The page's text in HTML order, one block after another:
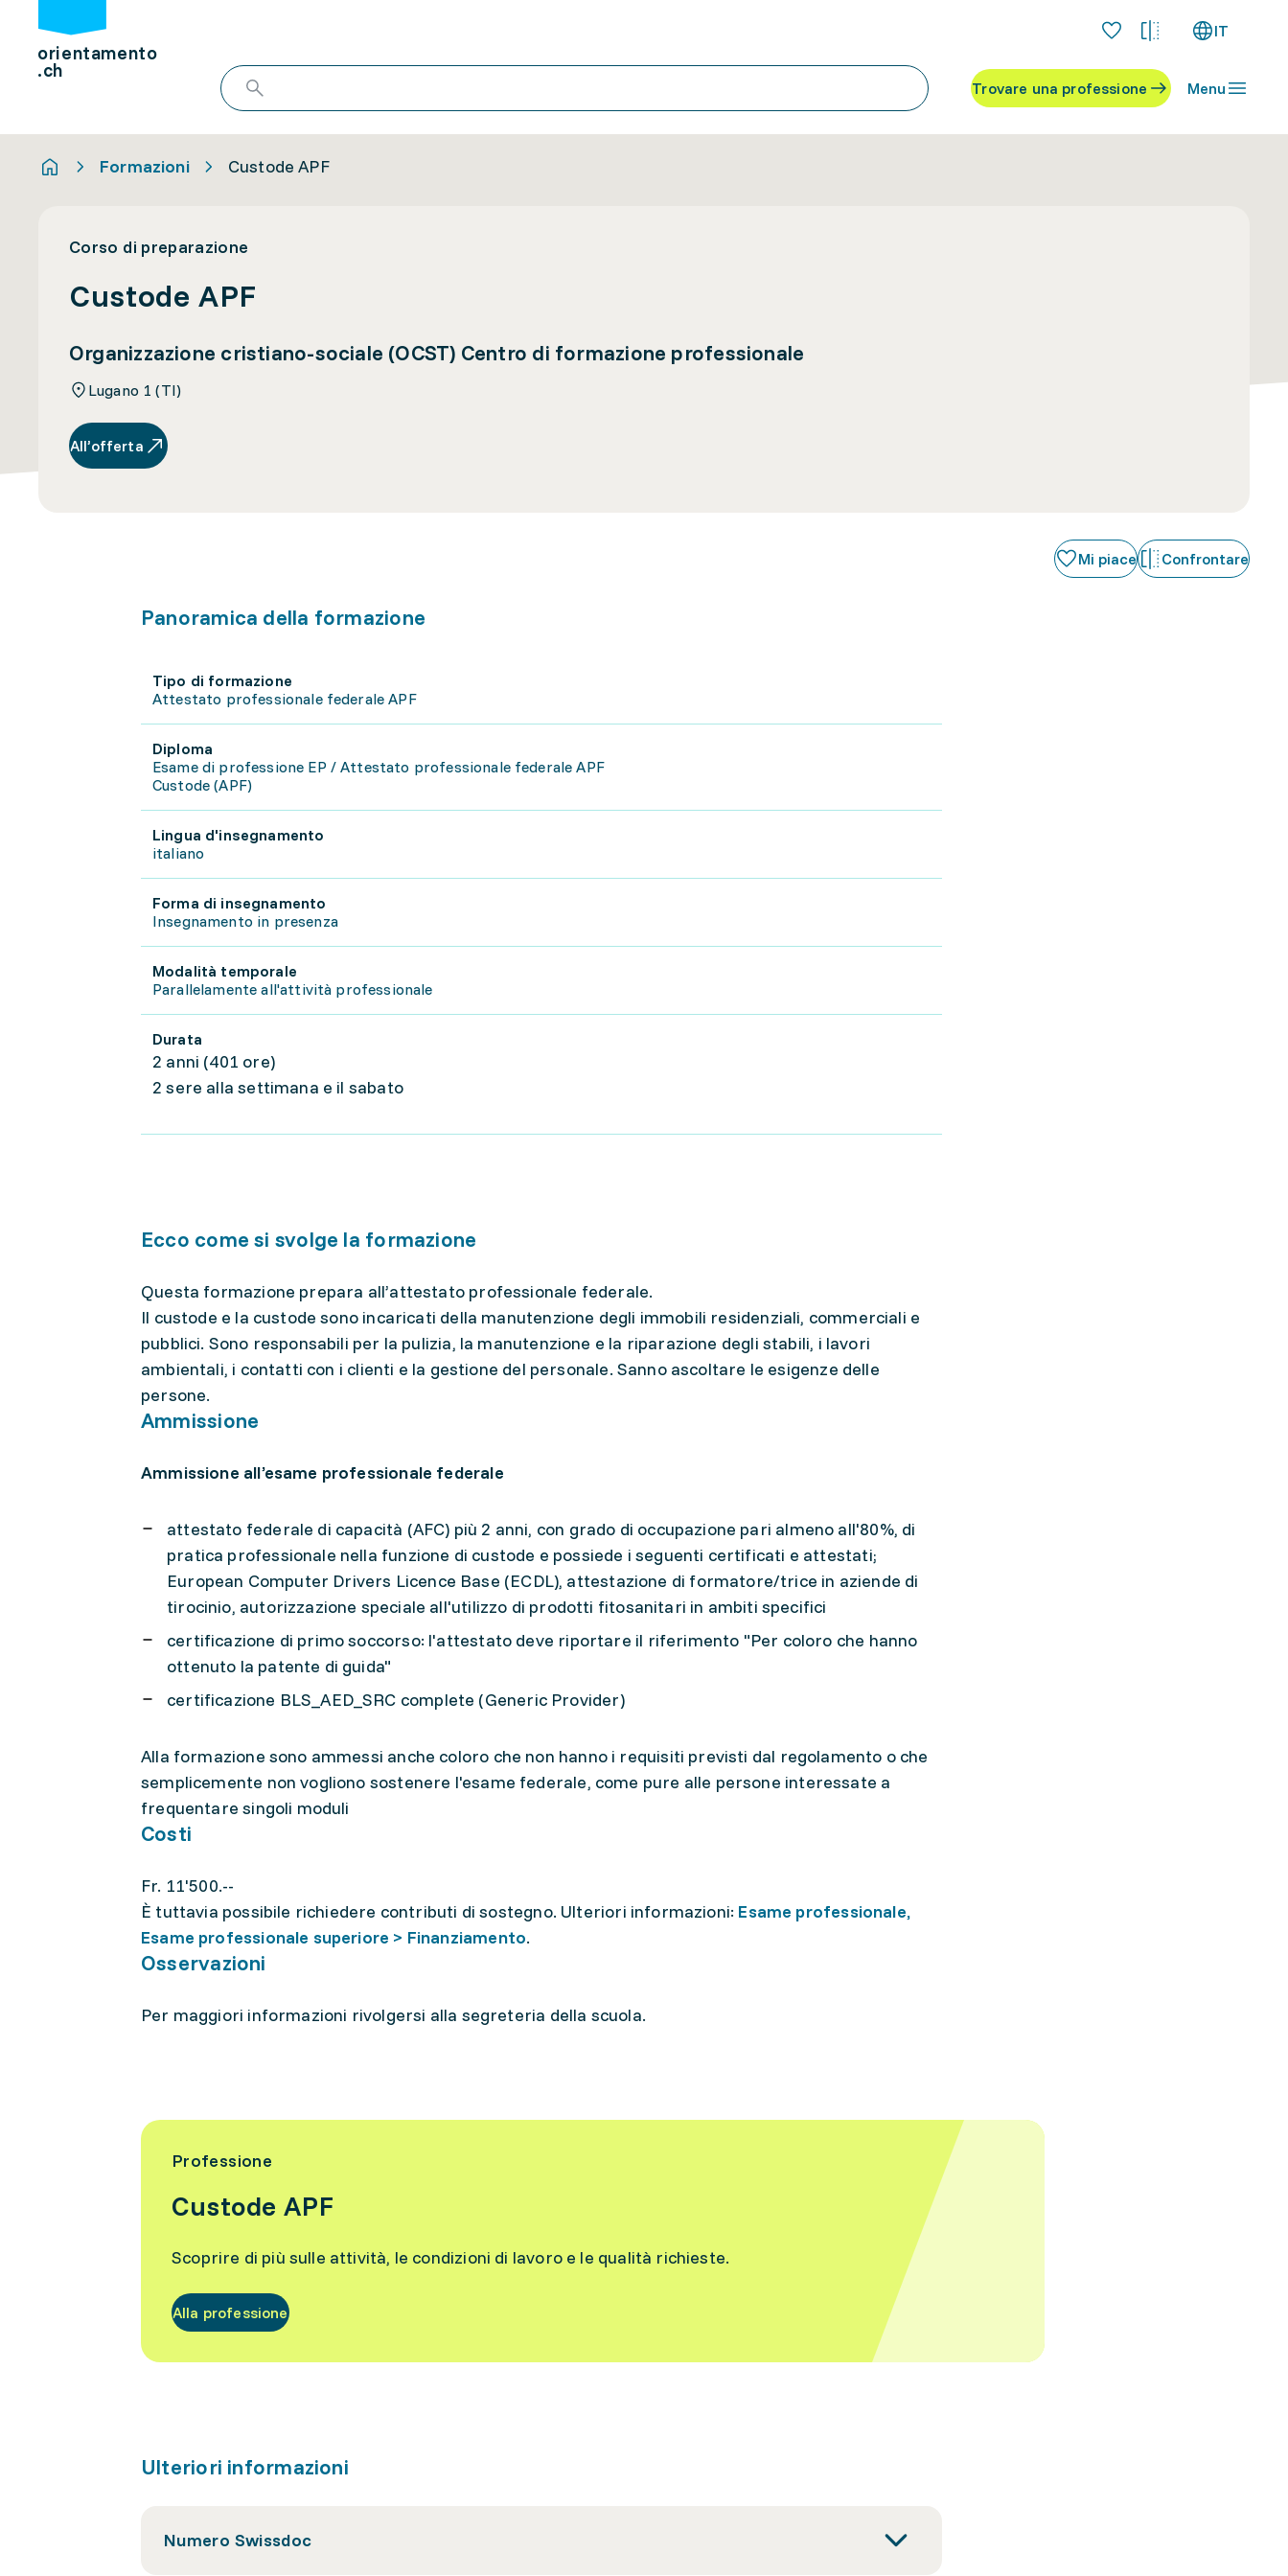
orientamento
.ch
IT
Trovare una professione Menu
Formazioni Custode APF
Corso di preparazione
Custode APF
Organizzazione cristiano-sociale (OCST) Centro di formazione professionale
Lugano 1 (TI)
All’offerta
Mi piace Confrontare
Panoramica della formazione
Tipo di formazione
Attestato professionale federale APF
Diploma
Esame di professione EP / Attestato professionale federale APF
Custode (APF)
Lingua d'insegnamento
italiano
Forma di insegnamento
Insegnamento in presenza
Modalità temporale
Parallelamente all'attività professionale
Durata
2 anni (401 ore)
2 sere alla settimana e il sabato
Ecco come si svolge la formazione
Questa formazione prepara all’attestato professionale federale.
Il custode e la custode sono incaricati della manutenzione degli immobili residenziali, commerciali e
pubblici. Sono responsabili per la pulizia, la manutenzione e la riparazione degli stabili, i lavori
ambientali, i contatti con i clienti e la gestione del personale. Sanno ascoltare le esigenze delle
persone.
Ammissione
Ammissione all’esame professionale federale
attestato federale di capacità (AFC) più 2 anni, con grado di occupazione pari almeno all'80%, di
pratica professionale nella funzione di custode e possiede i seguenti certificati e attestati;
European Computer Drivers Licence Base (ECDL), attestazione di formatore/trice in aziende di
tirocinio, autorizzazione speciale all'utilizzo di prodotti fitosanitari in ambiti specifici
certificazione di primo soccorso: l'attestato deve riportare il riferimento "Per coloro che hanno
ottenuto la patente di guida"
certificazione BLS_AED_SRC complete (Generic Provider)
Alla formazione sono ammessi anche coloro che non hanno i requisiti previsti dal regolamento o che
semplicemente non vogliono sostenere l'esame federale, come pure alle persone interessate a
frequentare singoli moduli
Costi
Fr. 11'500.--
È tuttavia possibile richiedere contributi di sostegno. Ulteriori informazioni: Esame professionale,
Esame professionale superiore > Finanziamento.
Osservazioni
Per maggiori informazioni rivolgersi alla segreteria della scuola.
Professione
Custode APF
Scoprire di più sulle attività, le condizioni di lavoro e le qualità richieste.
Alla professione
Ulteriori informazioni
Numero Swissdoc